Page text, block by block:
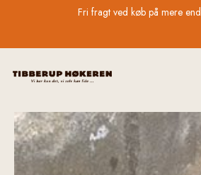
Fri fragt ved køb på mere